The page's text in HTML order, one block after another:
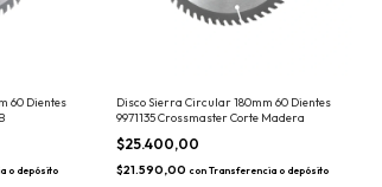
60 Dientes
o depósito
Disco Sierra Circular 180mm 60 Dientes
9971135 Crossmaster Corte Madera
$25.400,00
$21.590,00 con Transferencia o depósito